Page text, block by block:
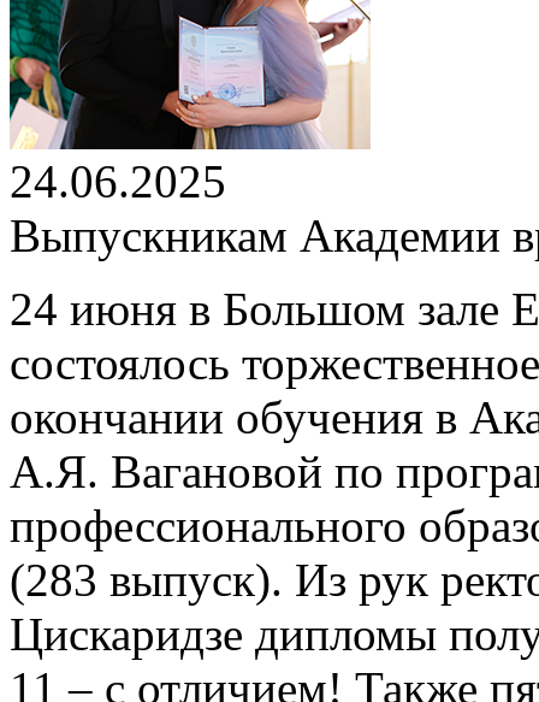
24.06.2025
Выпускникам Академии
24 июня в Большом зале
состоялось
окончании обучения в
А.Я. Вагановой по
профессионального
(283 выпуск). Из рук
Цискаридзе дипломы
11 – с отличием! Также